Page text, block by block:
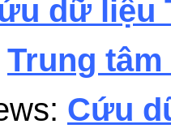
dữ liệu
Trung
Cứu